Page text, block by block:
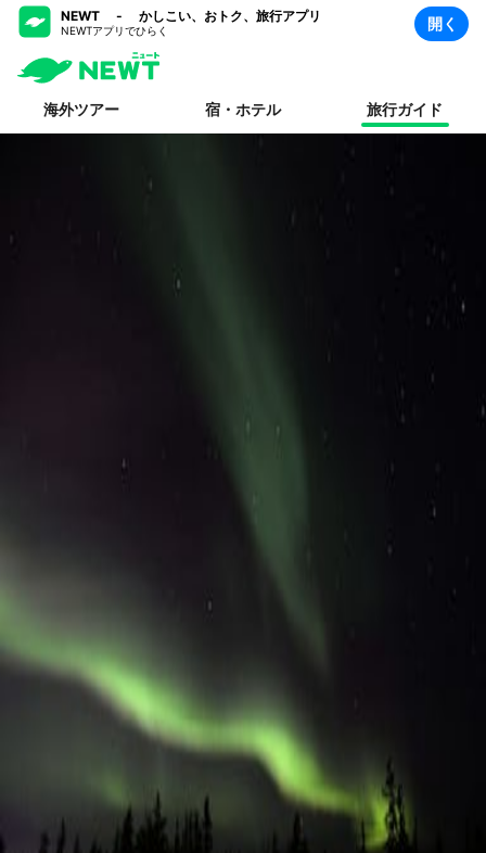
NEWT - かしこい、おトク、旅行アプリ
NEWTアプリでひらく 開く
海外ツアー 宿・ホテル 旅行ガイド